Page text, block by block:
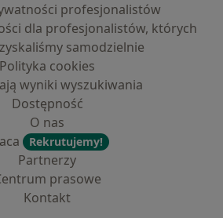
profesjonalistów
dla profesjonalistów, których
samodzielnie
Polityka cookies
wyniki wyszukiwania
Dostępność
O nas
Rekrutujemy!
Partnerzy
prasowe
Kontakt